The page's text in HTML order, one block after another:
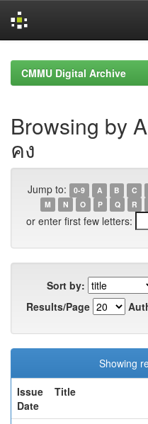
navigationCMMU Digital Archive
Browsing by
คง
Jump to: 0-9 A B C
M
N O P Q R
or enter first few letters:
Sort by:
Results/Page
Showing
Issue
Date
Title